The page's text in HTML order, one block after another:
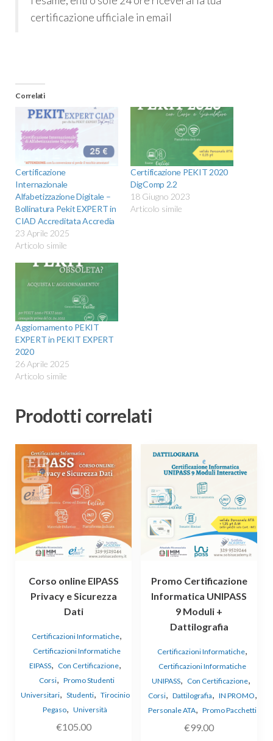
certificazione ufficiale in email
Correlati
Certificazione
Internazionale
Alfabetizzazione Digitale –
Bollinatura Pekit EXPERT in
CIAD Accreditata Accredia
23 Aprile 2025
Articolo simile
Certificazione PEKIT 2020
DigComp 2.2
18 Giugno 2023
Articolo simile
Aggiornamento PEKIT
EXPERT in PEKIT EXPERT
2020
26 Aprile 2025
Articolo simile
Prodotti correlati
Corso online EIPASS
Privacy e Sicurezza
Dati
Certificazioni Informatiche,
Certificazioni Informatiche
EIPASS, Con Certificazione,
Corsi, Promo Studenti
Universitari, Studenti, Tirocinio
Pegaso, Università
€105.00
Promo Certificazione
Informatica UNIPASS
9 Moduli +
Dattilografia
Certificazioni Informatiche,
Certificazioni Informatiche
UNIPASS, Con Certificazione,
Corsi, Dattilografia, IN PROMO,
Personale ATA, Promo Pacchetti
€99.00